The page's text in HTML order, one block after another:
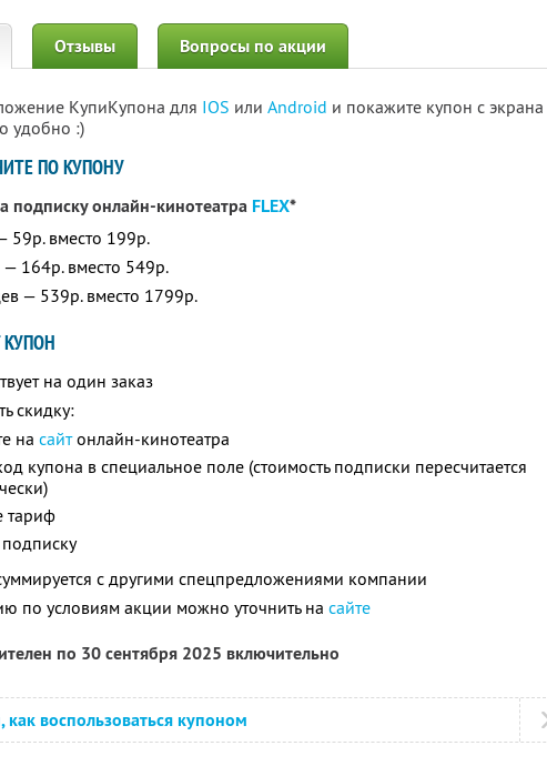
Отзывы Вопросы по акции
КупиКупона для IOS или Android и покажите купон с экрана
удобно :)
ПО КУПОНУ
подписку онлайн-кинотеатра FLEX*
59р. вместо 199р.
— 164р. вместо 549р.
— 539р. вместо 1799р.
КУПОН
на один заказ
скидку:
на сайтонлайн-кинотеатра
купона в специальное поле (стоимость подписки пересчитается
тариф
с другими спецпредложениями компании
по условиям акции можно уточнить на сайте
по 30 сентября 2025 включительно
как воспользоваться купоном